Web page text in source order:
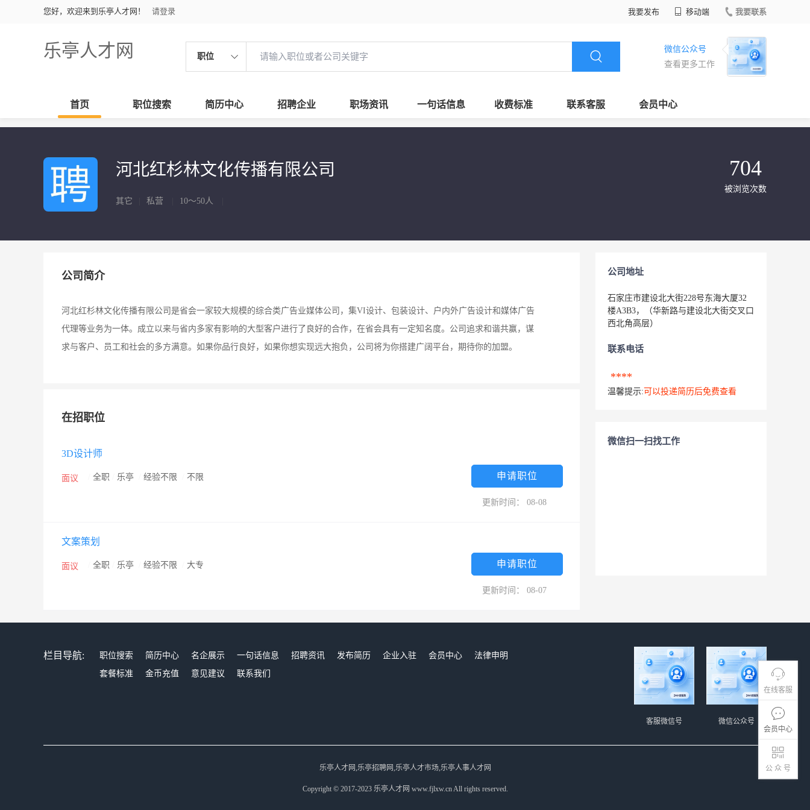
您好，欢迎来到乐亭人才网！ 请登录 我要发布 移动端 我要联系
乐亭人才网 职位
微信公众号
查看更多工作
首页 职位搜索 简历中心 招聘企业 职场资讯 一句话信息 收费标准 联系客服 会员中心
在线客服
会员中心
公 众 号
河北红杉林文化传播有限公司
其它 私营 10～50人
704
被浏览次数
公司简介
河北红杉林文化传播有限公司是省会一家较大规模的综合类广告业媒体公司，集VI设计、包装设计、户内外广告设计和媒体广告
代理等业务为一体。成立以来与省内多家有影响的大型客户进行了良好的合作，在省会具有一定知名度。公司追求和谐共赢，谋
求与客户、员工和社会的多方满意。如果你品行良好，如果你想实现远大抱负，公司将为你搭建广阔平台，期待你的加盟。
在招职位
3D设计师
面议 全职 乐亭 经验不限 不限 申请职位
更新时间： 08-08
文案策划
面议 全职 乐亭 经验不限 大专 申请职位
更新时间： 08-07
公司地址
石家庄市建设北大街228号东海大厦32
楼A3B3，（华新路与建设北大街交叉口
西北角高层）
联系电话
****
温馨提示: 可以投递简历后免费查看
微信扫一扫找工作
栏目导航: 职位搜索 简历中心 名企展示 一句话信息 招聘资讯 发布简历 企业入驻 会员中心
法律申明
套餐标准
金币充值 意见建议 联系我们
微信公众号
客服微信号
乐亭人才网,乐亭招聘网,乐亭人才市场,乐亭人事人才网
Copyright © 2017-2023 乐亭人才网 www.fjlxw.cn All rights reserved.